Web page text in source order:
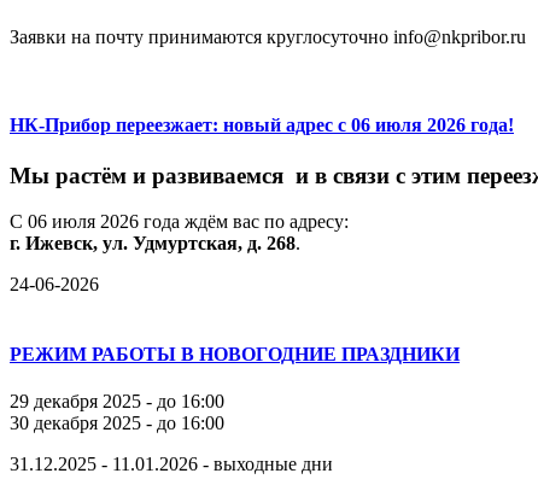
Заявки на почту принимаются круглосуточно info@nkpribor.ru
НК-Прибор переезжает: новый адрес с 06 июля 2026 года!
Мы растём и развиваемся и в связи с этим
С 06 июля 2026 года ждём вас по адресу:
г. Ижевск, ул. Удмуртская, д. 268.
24-06-2026
РЕЖИМ РАБОТЫ В НОВОГОДНИЕ ПРАЗДНИКИ
29 декабря 2025 - до 16:00
30 декабря 2025 - до 16:00
31.12.2025 - 11.01.2026 - выходные дни